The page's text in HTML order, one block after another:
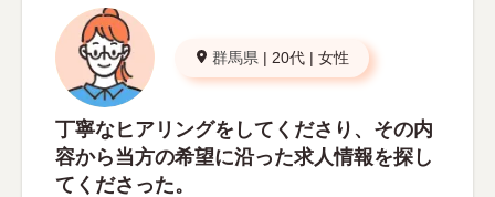
群馬県 | 20代 | 女性
丁寧なヒアリングをしてくださり、その内
容から当方の希望に沿った求人情報を探し
てくださった。